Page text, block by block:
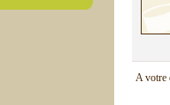
A votre